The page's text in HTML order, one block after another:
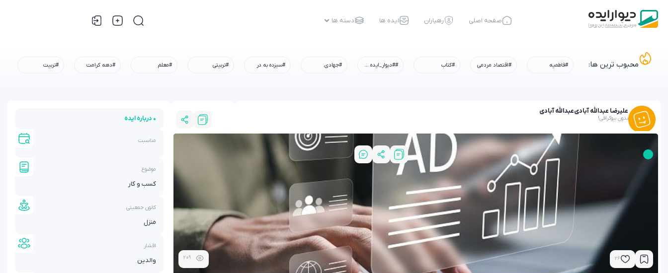
صفحه اصلی رهیاران ایده ها دسته ها
محبوب ترین ها: #فاطمیه #اقتصاد مردمی #کتاب ##دیوار_ایده #رسم_میزبانی #شهادت_امام_رضا #همه_خادم_الرضاییم #جهادی. #سیزده به در #تربیتی #معلم #دهه کرامت #تربیت
• درباره ایده
مناسبت
موضوع
کسب و کار
کانون جمعیتی
منزل
اقشار
والدین
علیرضا عبدالله آبادیعبدالله آبادی
بدون بیوگرافی!
26
209